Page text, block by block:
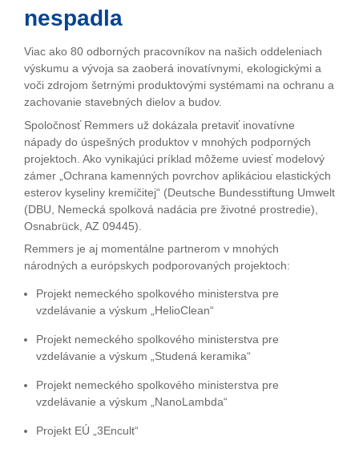
nespadla
Viac ako 80 odborných pracovníkov na našich oddeleniach
výskumu a vývoja sa zaoberá inovatívnymi, ekologickými a
voči zdrojom šetrnými produktovými systémami na ochranu a
zachovanie stavebných dielov a budov.
Spoločnosť Remmers už dokázala pretaviť inovatívne
nápady do úspešných produktov v mnohých podporných
projektoch. Ako vynikajúci príklad môžeme uviesť modelový
zámer „Ochrana kamenných povrchov aplikáciou elastických
esterov kyseliny kremičitej“ (Deutsche Bundesstiftung Umwelt
(DBU, Nemecká spolková nadácia pre životné prostredie),
Osnabrück, AZ 09445).
Remmers je aj momentálne partnerom v mnohých
národných a európskych podporovaných projektoch:
Projekt nemeckého spolkového ministerstva pre
vzdelávanie a výskum „HelioClean“
Projekt nemeckého spolkového ministerstva pre
vzdelávanie a výskum „Studená keramika“
Projekt nemeckého spolkového ministerstva pre
vzdelávanie a výskum „NanoLambda“
Projekt EÚ „3Encult“